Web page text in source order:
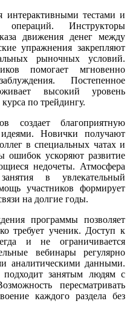
интерактивными тестами и
операций. Инструкторы
движения денег между
упражнения закрепляют
рыночных условий.
помогает мгновенно
Постепенное
высокий уровень
по трейдингу.
создает благоприятную
Новички получают
в специальных чатах и
ошибок ускоряют развитие
недочеты. Атмосфера
в увлекательный
участников формирует
на долгие годы.
программы позволяет
требует ученик. Доступ к
и не ограничивается
вебинары регулярно
аналитическими данными.
подходит занятым людям с
пересматривать
каждого раздела без